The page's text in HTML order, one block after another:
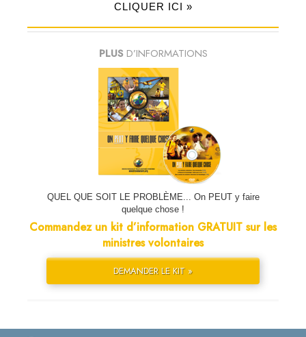
CLIQUER ICI »
PLUS D’INFORMATIONS
QUEL QUE SOIT LE PROBLÈME... On PEUT y faire
quelque chose !
Commandez un kit d’information GRATUIT sur les
ministres volontaires
DEMANDER LE KIT »